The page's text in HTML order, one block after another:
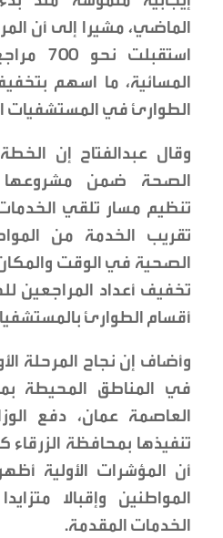
الماضي، مشيرا إلى أن
المسائية، ما اسهم
الطوارئ في المستشفيات
وقال عبدالفتاح إن
الصحة ضمن مشروعها
تنظيم مسار تلقي
تقريب الخدمة من
الصحية في الوقت
تخفيف أعداد المراجعين
أقسام الطوارئ
وأضاف إن نجاح المرحلة
في المناطق المحيطة
العاصمة عمان، دفع
تنفيذها بمحافظة الزرقاء
أن المؤشرات الأولية
المواطنين وإقبالا
الخدمات المقدمة.